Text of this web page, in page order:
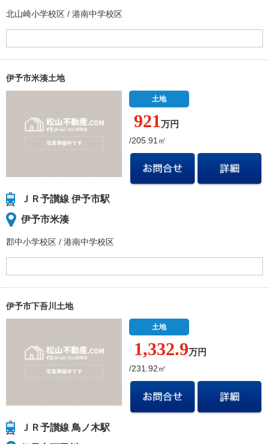
北山崎小学校区 / 港南中学校区
伊予市米湊土地
土地
921万円
/205.91㎡
ＪＲ予讃線 伊予市駅
伊予市米湊
郡中小学校区 / 港南中学校区
伊予市下吾川土地
土地
1,332.9万円
/231.92㎡
ＪＲ予讃線 鳥ノ木駅